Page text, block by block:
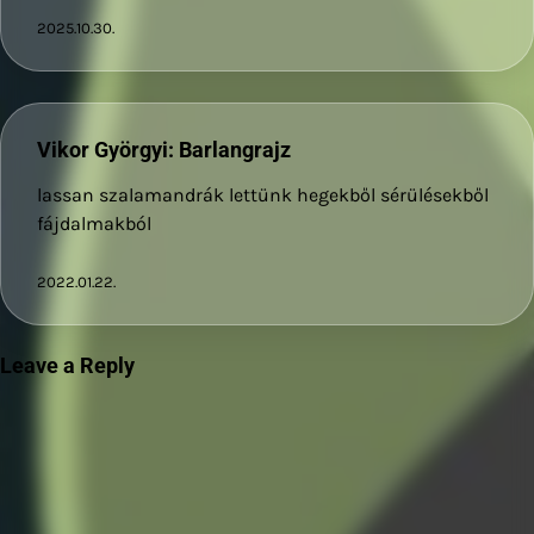
2025.10.30.
Vikor Györgyi: Barlangrajz
lassan szalamandrák lettünk hegekből sérülésekből
fájdalmakból
2022.01.22.
Leave a Reply